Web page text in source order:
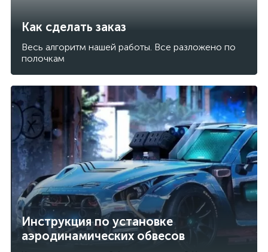
Как сделать заказ
Весь алгоритм нашей работы. Все разложено по
полочкам
Инструкция по установке
аэродинамических обвесов